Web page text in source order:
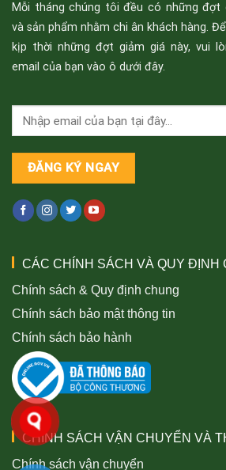
Mỗi tháng chúng tôi đều có những đợt
và sản phẩm nhằm chi ân khách hàng.
kịp thời những đợt giảm giá này, vui
email của bạn vào ô dưới đây.
CÁC CHÍNH SÁCH VÀ QUY ĐỊNH
Chính sách & Quy định chung
Chính sách bảo mật thông tin
Chính sách bảo hành
CHÍNH SÁCH VẬN CHUYỂN VÀ
Chính sách vận chuyển